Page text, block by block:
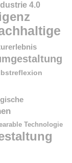
4.0
Technologie